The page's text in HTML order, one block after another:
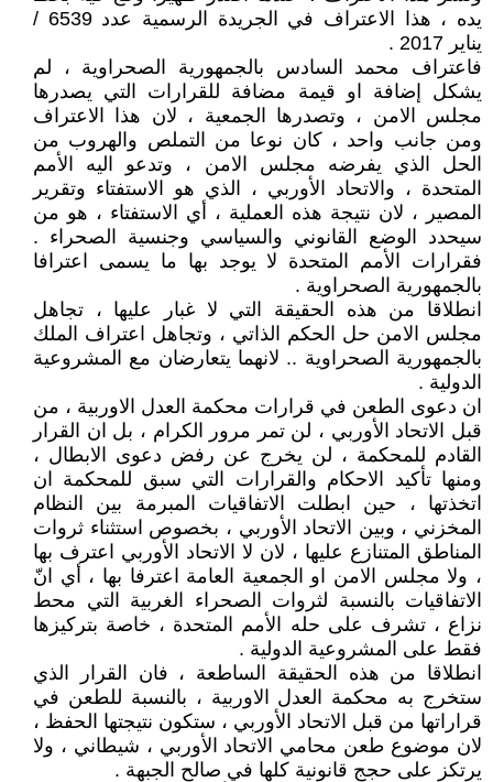
يده ، هذا الاعتراف في الجريدة الرسمية عدد 6539 /
يناير 2017 .
فاعتراف محمد السادس بالجمهورية الصحراوية ، لم
يشكل إضافة او قيمة مضافة للقرارات التي يصدرها
مجلس الامن ، وتصدرها الجمعية ، لان هذا الاعتراف
ومن جانب واحد ، كان نوعا من التملص والهروب من
الحل الذي يفرضه مجلس الامن ، وتدعو اليه الأمم
المتحدة ، والاتحاد الأوربي ، الذي هو الاستفتاء وتقرير
المصير ، لان نتيجة هذه العملية ، أي الاستفتاء ، هو من
سيحدد الوضع القانوني والسياسي وجنسية الصحراء .
فقرارات الأمم المتحدة لا يوجد بها ما يسمى اعترافا
بالجمهورية الصحراوية .
انطلاقا من هذه الحقيقة التي لا غبار عليها ، تجاهل
مجلس الامن حل الحكم الذاتي ، وتجاهل اعتراف الملك
بالجمهورية الصحراوية .. لانهما يتعارضان مع المشروعية
الدولية .
ان دعوى الطعن في قرارات محكمة العدل الاوربية ، من
قبل الاتحاد الأوربي ، لن تمر مرور الكرام ، بل ان القرار
القادم للمحكمة ، لن يخرج عن رفض دعوى الابطال ،
ومنها تأكيد الاحكام والقرارات التي سبق للمحكمة ان
اتخذتها ، حين ابطلت الاتفاقيات المبرمة بين النظام
المخزني ، وبين الاتحاد الأوربي ، بخصوص استثناء ثروات
المناطق المتنازع عليها ، لان لا الاتحاد الأوربي اعترف بها
، ولا مجلس الامن او الجمعية العامة اعترفا بها ، أي انّ
الاتفاقيات بالنسبة لثروات الصحراء الغربية التي محط
نزاع ، تشرف على حله الأمم المتحدة ، خاصة بتركيزها
فقط على المشروعية الدولية .
انطلاقا من هذه الحقيقة الساطعة ، فان القرار الذي
ستخرج به محكمة العدل الاوربية ، بالنسبة للطعن في
قراراتها من قبل الاتحاد الأوربي ، ستكون نتيجتها الحفظ ،
لان موضوع طعن محامي الاتحاد الأوربي ، شيطاني ، ولا
يرتكز على حجج قانونية كلها في صالح الجبهة .